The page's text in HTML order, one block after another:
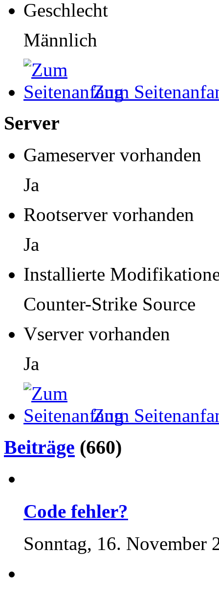
Geschlecht
Männlich
Zum
Server
Gameserver vorhanden
Ja
Rootserver vorhanden
Ja
Installierte
Counter-Strike Source
Vserver vorhanden
Ja
Zum
Beiträge (660)
Code fehler?
Sonntag, 16. November